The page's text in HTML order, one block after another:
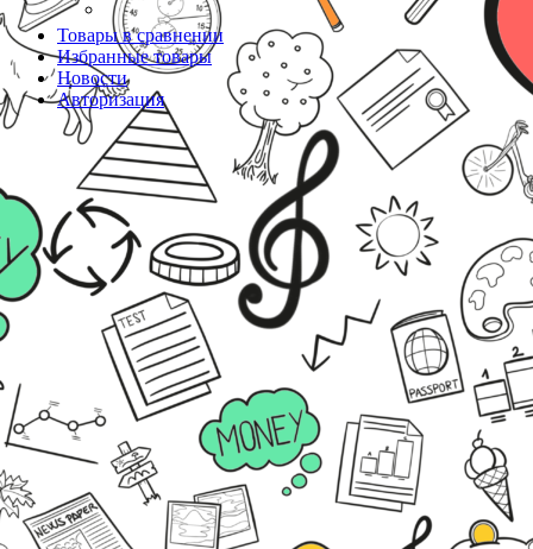
Товары в сравнении
Избранные товары
Новости
Авторизация